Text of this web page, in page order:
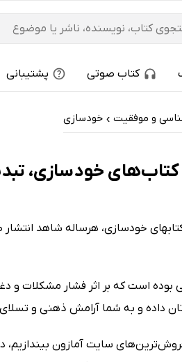
کتاب صوتی پشتیبانی
و موفقیت › خودسازی
کتاب‌های خودسازی،
خودسازی، هرساله شاهد
بوده است که بر اثر فشار مشکلات
داده و به شما آرامش ذهنی و
سایت آمازون